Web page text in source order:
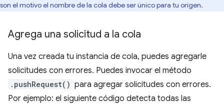
son el motivo el nombre de la cola debe ser único para tu origen.
Agrega una solicitud a la cola
Una vez creada tu instancia de cola, puedes agregarle
solicitudes con errores. Puedes invocar el método
.pushRequest() para agregar solicitudes con errores.
Por ejemplo: el siguiente código detecta todas las